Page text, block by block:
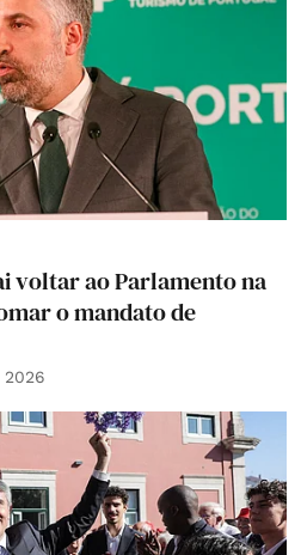
voltar ao Parlamento na
o mandato de
2026